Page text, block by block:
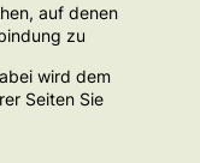
auf denen
zu
wird dem
Seiten Sie